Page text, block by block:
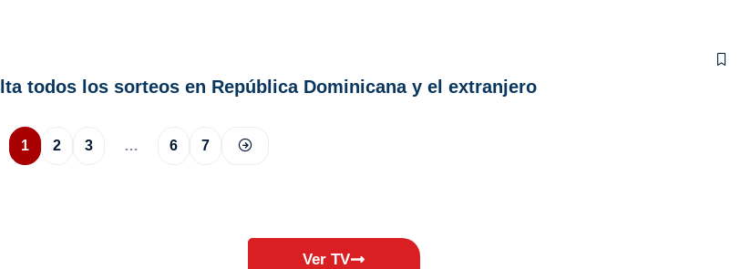
todos los sorteos en República Dominicana y el extranjero
1 2 3 … 6 7
Ver TV